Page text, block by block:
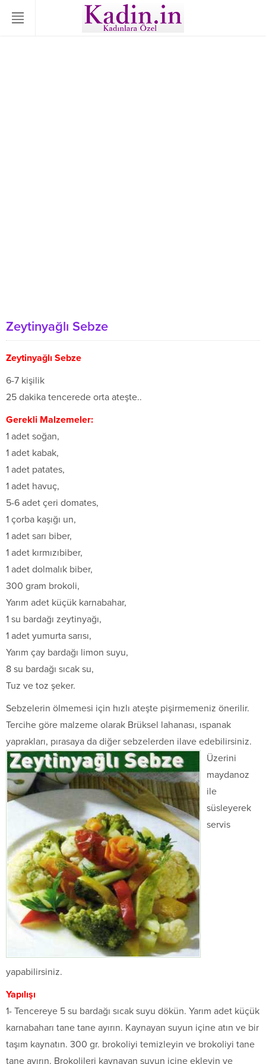
Zeytinyağlı Sebze
Zeytinyağlı Sebze
6-7 kişilik
25 dakika tencerede orta ateşte..
Gerekli Malzemeler:
1 adet soğan,
1 adet kabak,
1 adet patates,
1 adet havuç,
5-6 adet çeri domates,
1 çorba kaşığı un,
1 adet sarı biber,
1 adet kırmızıbiber,
1 adet dolmalık biber,
300 gram brokoli,
Yarım adet küçük karnabahar,
1 su bardağı zeytinyağı,
1 adet yumurta sarısı,
Yarım çay bardağı limon suyu,
8 su bardağı sıcak su,
Tuz ve toz şeker.
Sebzelerin ölmemesi için hızlı ateşte pişirmemeniz önerilir.
Tercihe göre malzeme olarak Brüksel lahanası, ıspanak
yaprakları, pırasaya da diğer sebzelerden ilave edebilirsiniz.
Üzerini
maydanoz
ile
süsleyerek
servis
yapabilirsiniz.
Yapılışı
1- Tencereye 5 su bardağı sıcak suyu dökün. Yarım adet küçük
karnabaharı tane tane ayırın. Kaynayan suyun içine atın ve bir
taşım kaynatın. 300 gr. brokoliyi temizleyin ve brokoliyi tane
tane ayırın. Brokolileri kaynayan suyun içine ekleyin ve